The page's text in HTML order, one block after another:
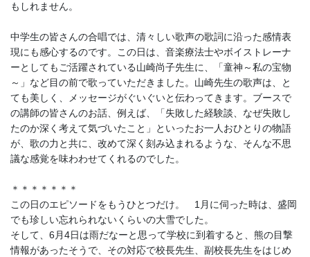
もしれません。
中学生の皆さんの合唱では、清々しい歌声の歌詞に沿った感情表
現にも感心するのです。この日は、音楽療法士やボイストレーナ
ーとしてもご活躍されている山崎尚子先生に、「童神～私の宝物
～」など目の前で歌っていただきました。山崎先生の歌声は、と
ても美しく、メッセージがぐいぐいと伝わってきます。ブースで
の講師の皆さんのお話、例えば、「失敗した経験談、なぜ失敗し
たのか深く考えて気づいたこと」といったお一人おひとりの物語
が、歌の力と共に、改めて深く刻み込まれるような、そんな不思
議な感覚を味わわせてくれるのでした。
＊＊＊＊＊＊＊
この日のエピソードをもうひとつだけ。 1月に伺った時は、盛岡
でも珍しい忘れられないくらいの大雪でした。
そして、6月4日は雨だなーと思って学校に到着すると、熊の目撃
情報があったそうで、その対応で校長先生、副校長先生をはじめ